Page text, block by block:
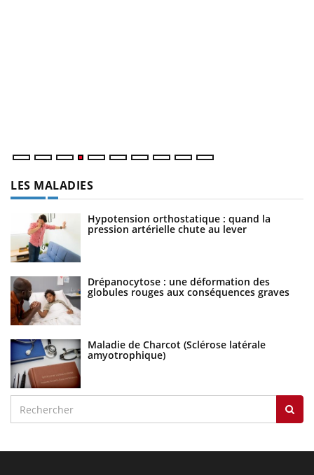
LES MALADIES
Hypotension orthostatique : quand la
pression artérielle chute au lever
Drépanocytose : une déformation des
globules rouges aux conséquences graves
Maladie de Charcot (Sclérose latérale
amyotrophique)